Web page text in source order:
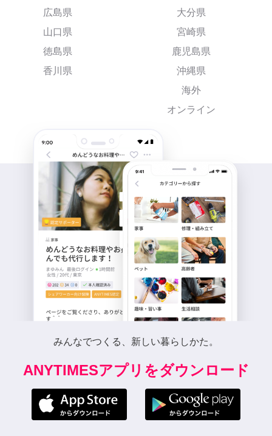
広島県
山口県
徳島県
香川県
大分県
宮崎県
鹿児島県
沖縄県
海外
オンライン
みんなでつくる、新しい暮らしかた。
ANYTIMESアプリをダウンロード